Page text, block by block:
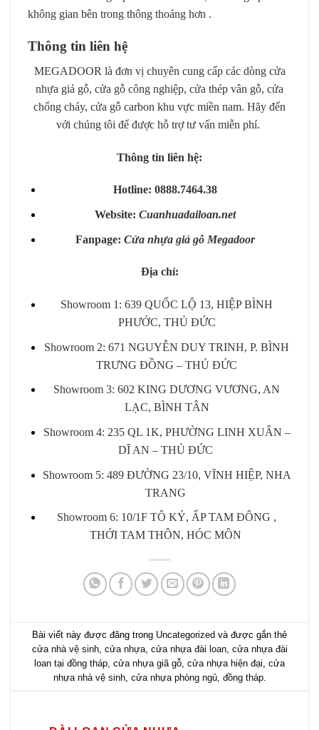
không gian bên trong thông thoáng hơn .
Thông tin liên hệ
MEGADOOR là đơn vị chuyên cung cấp các dòng cửa
nhựa giả gỗ, cửa gỗ công nghiệp, cửa thép vân gỗ, cửa
chống cháy, cửa gỗ carbon khu vực miền nam. Hãy đến
với chúng tôi để được hỗ trợ tư vấn miễn phí.
Thông tin liên hệ:
Hotline: 0888.7464.38
Website:Cuanhuadailoan.net
Fanpage: Cửa nhựa giả gỗ Megadoor
Địa chỉ:
Showroom 1: 639 QUỐC LỘ 13, HIỆP BÌNH
PHƯỚC, THỦ ĐỨC
Showroom 2: 671 NGUYỄN DUY TRINH, P. BÌNH
TRƯNG ĐỒNG – THỦ ĐỨC
Showroom 3: 602 KING DƯƠNG VƯƠNG, AN
LẠC, BÌNH TÂN
Showroom 4: 235 QL 1K, PHƯỜNG LINH XUÂN –
DĨ AN – THỦ ĐỨC
Showroom 5: 489 ĐƯỜNG 23/10, VĨNH HIỆP, NHA
TRANG
Showroom 6: 10/1F TÔ KÝ, ẤP TAM ĐÔNG ,
THỚI TAM THÔN, HÓC MÔN
Bài viết này được đăng trong Uncategorized và được gắn thẻ
cửa nhà vệ sinh, cửa nhựa, cửa nhựa đài loan, cửa nhựa đài
loan tại đồng tháp cửa nhựa giã gỗ cửa nhựa hiện đại cửa
nhựa nhà vệ sinh, cửa nhựa phòng ngủ, đồng tháp.